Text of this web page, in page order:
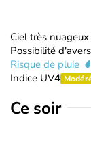
Ciel très
Possibilité
Risque de pluie
Indice UV4
Ce soir